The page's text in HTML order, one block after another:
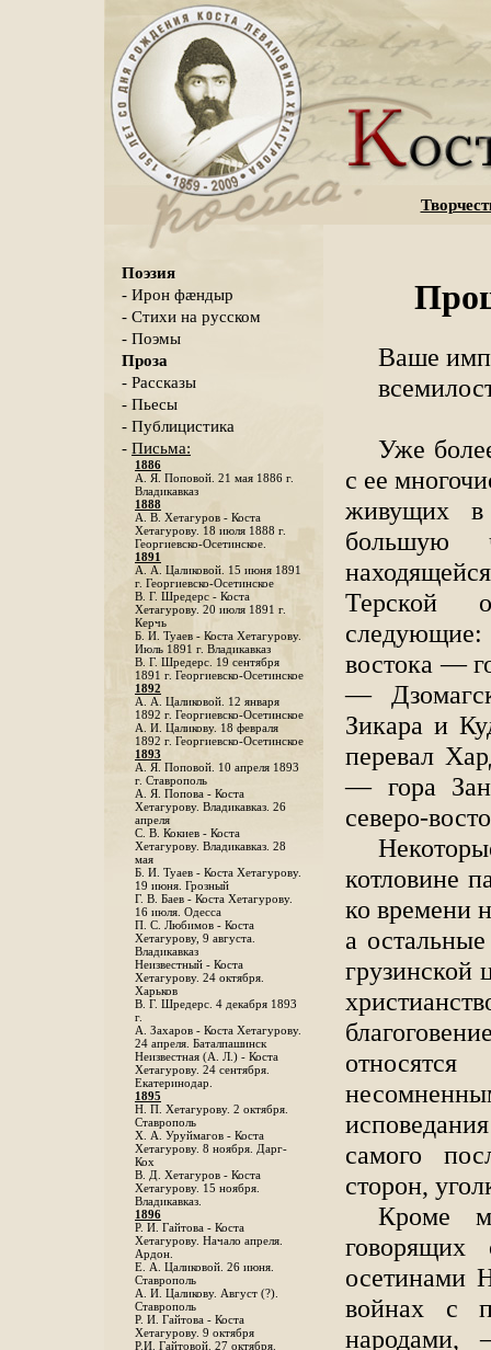
Поэзия
- Ирон фæндыр
- Стихи на русском
- Поэмы
Проза
- Рассказы
- Пьесы
- Публицистика
- Письма:
1886
А. Я. Поповой. 21 мая 1886 г.
Владикавказ
1888
A. В. Хетагуров - Коста
Хетагурову. 18 июля 1888 г.
Георгиевско-Осетинское.
1891
А. А. Цаликовой. 15 июня 1891
г. Георгиевско-Осетинское
B. Г. Шредерс - Коста
Хетагурову. 20 июля 1891 г.
Керчь
Б. И. Туаев - Коста Хетагурову.
Июль 1891 г. Владикавказ
В. Г. Шредерс. 19 сентября
1891 г. Георгиевско-Осетинское
1892
А. А. Цаликовой. 12 января
1892 г. Георгиевско-Осетинское
А. И. Цаликову. 18 февраля
1892 г. Георгиевско-Осетинское
1893
А. Я. Поповой. 10 апреля 1893
г. Ставрополь
A. Я. Попова - Коста
Хетагурову. Владикавказ. 26
апреля
С. В. Кокиев - Коста
Хетагурову. Владикавказ. 28
мая
Б. И. Туаев - Коста Хетагурову.
19 июня. Грозный
Г. В. Баев - Коста Хетагурову.
16 июля. Одесса
П. С. Любимов - Коста
Хетагурову, 9 августа.
Владикавказ
Неизвестный - Коста
Хетагурову. 24 октября.
Харьков
B. Г. Шредерс. 4 декабря 1893
г.
А. Захаров - Коста Хетагурову.
24 апреля. Баталпашинск
Неизвестная (А. Л.) - Коста
Хетагурову. 24 сентября.
Екатеринодар.
1895
Н. П. Хетагурову. 2 октября.
Ставрополь
X. А. Уруймагов - Коста
Хетагурову. 8 ноября. Дарг-
Кох
В. Д. Хетагуров - Коста
Хетагурову. 15 ноября.
Владикавказ.
1896
Р. И. Гайтова - Коста
Хетагурову. Начало апреля.
Ардон.
Е. А. Цаликовой. 26 июня.
Ставрополь
А. И. Цаликову. Август (?).
Ставрополь
Р. И. Гайтова - Коста
Хетагурову. 9 октября
Р.И. Гайтовой. 27 октября.
Ваше
Уже
с ее
живущих в
большую
Терской
востока —
—
Зикара и
перевал
— гора
северо-
котловине
ко времени
а
грузинской
самого
сторон,
Кроме
говорящих
осетинами
войнах с
народами,